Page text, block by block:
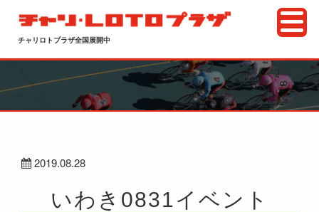
チャリロトプラザ全国展開中
2019.08.28
いわき0831イベント